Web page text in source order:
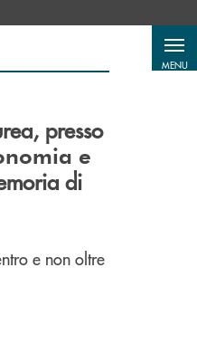
MENU
presso
e
di
e non oltre